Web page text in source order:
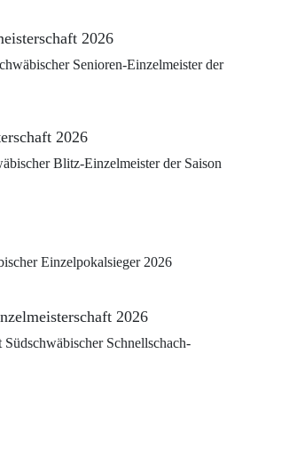
2026
Senioren-Einzelmeister der
2026
Blitz-Einzelmeister der Saison
Einzelpokalsieger 2026
2026
Schnellschach-